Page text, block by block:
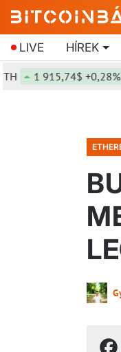
LIVE HÍREK
1 915,74$ +0,28%